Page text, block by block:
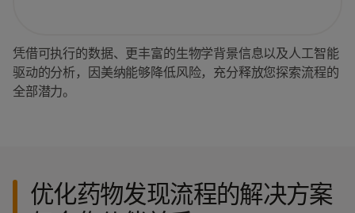
凭借可执行的数据、更丰富的生物学背景信息以及人工智能
驱动的分析，因美纳能够降低风险，充分释放您探索流程的
全部潜力。
优化药物发现流程的解决方案